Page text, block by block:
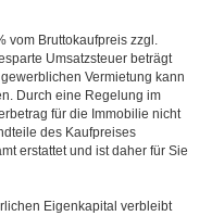
vom Bruttokaufpreis zzgl.
Umsatzsteuer beträgt
Vermietung kann
Durch eine Regelung im
für die Immobilie nicht
des Kaufpreises
erstattet und ist daher für Sie
Eigenkapital verbleibt